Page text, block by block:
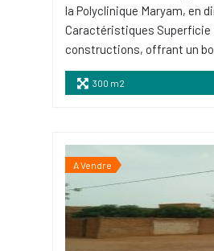
la Polyclinique Maryam, en
Caractéristiques Superficie :
constructions, offrant un
300 m2
A Vendre